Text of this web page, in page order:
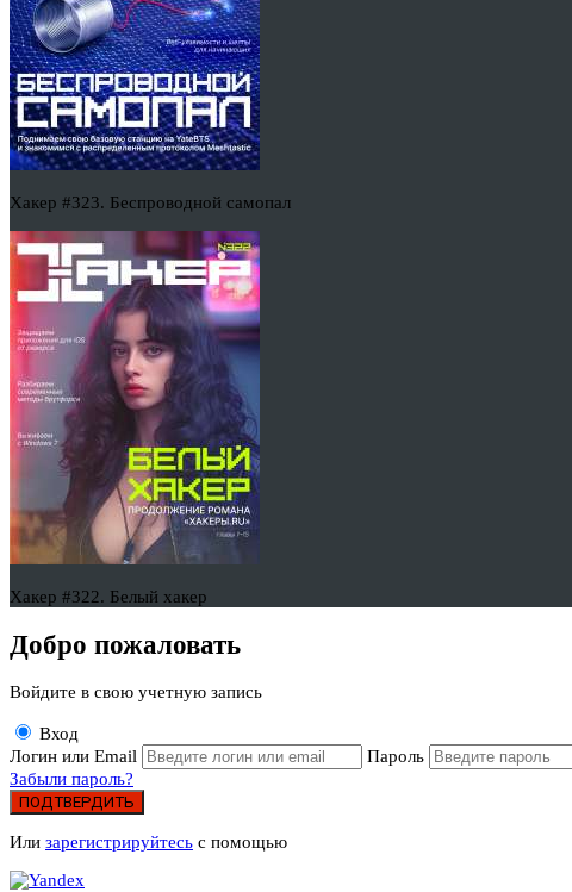
Хакер #323. Беспроводной самопал
Хакер #322. Белый хакер
Добро пожаловать
Войдите в свою учетную запись
Вход
Логин или Email
Пароль
Забыли пароль?
ПОДТВЕРДИТЬ
Или зарегистрируйтесь с помощью